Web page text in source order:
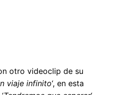
otro videoclip de su
viaje infinito‘, en esta